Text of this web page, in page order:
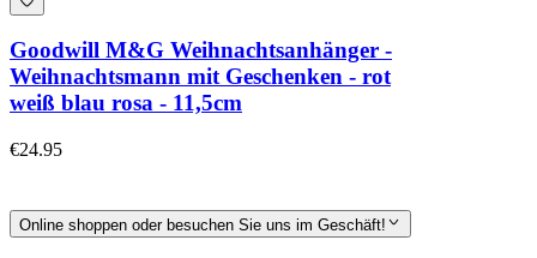
Goodwill M&G Weihnachtsanhänger -
Weihnachtsmann mit Geschenken - rot
weiß blau rosa - 11,5cm
€24.95
Online shoppen oder besuchen Sie uns im Geschäft!